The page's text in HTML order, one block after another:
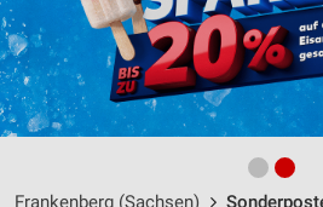
Frankenberg (Sachsen) Sonderposten